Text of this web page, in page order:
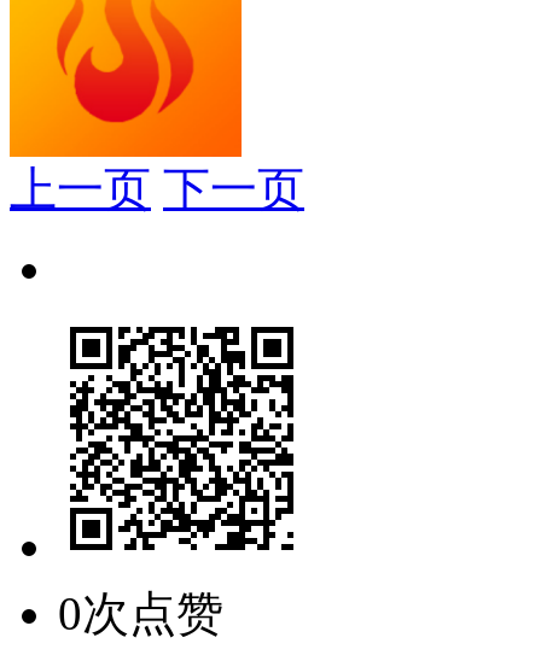
上一页 下一页
0次点赞